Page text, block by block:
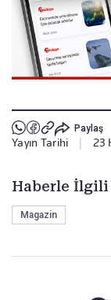
Paylaş
Yayın Tarihi 23
Haberle İlgili
Magazin